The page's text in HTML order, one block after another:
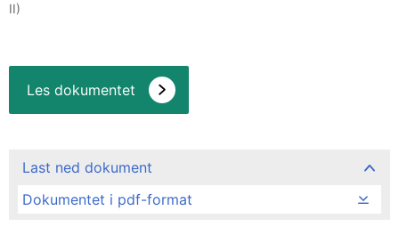
II)
Les dokumentet
Last ned dokument
Dokumentet i pdf-format